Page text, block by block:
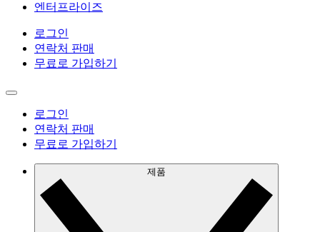
엔터프라이즈
로그인
연락처 판매
무료로 가입하기
로그인
연락처 판매
무료로 가입하기
제품